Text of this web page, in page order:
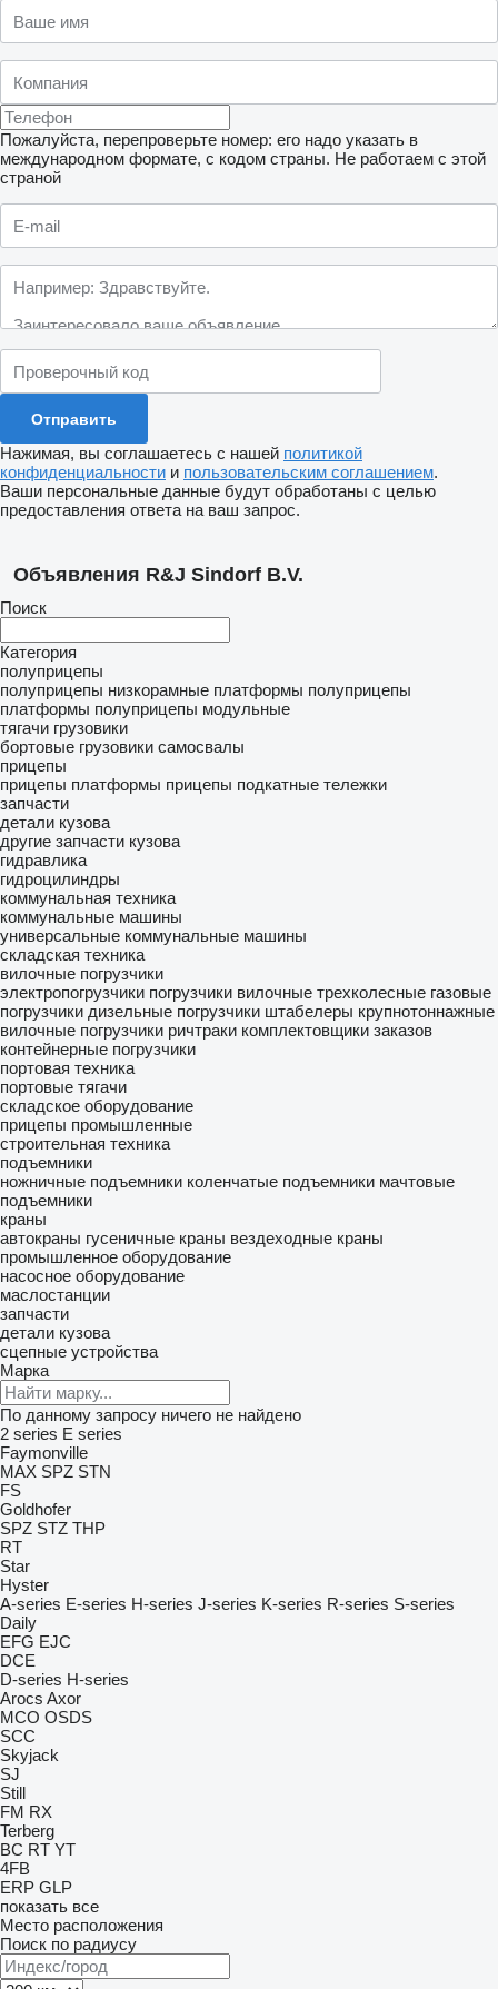
Пожалуйста, перепроверьте номер: его надо указать в
международном формате, с кодом страны. Не работаем с этой
страной
Нажимая, вы соглашаетесь с нашей политикой
конфиденциальности и пользовательским соглашением.
Ваши персональные данные будут обработаны с целью
предоставления ответа на ваш запрос.
Объявления R&J Sindorf B.V.
Поиск
Категория
полуприцепы
полуприцепы низкорамные платформы полуприцепы
платформы полуприцепы модульные
тягачи грузовики
бортовые грузовики самосвалы
прицепы
прицепы платформы прицепы подкатные тележки
запчасти
детали кузова
другие запчасти кузова
гидравлика
гидроцилиндры
коммунальная техника
коммунальные машины
универсальные коммунальные машины
складская техника
вилочные погрузчики
электропогрузчики погрузчики вилочные трехколесные газовые
погрузчики дизельные погрузчики штабелеры крупнотоннажные
вилочные погрузчики ричтраки комплектовщики заказов
контейнерные погрузчики
портовая техника
портовые тягачи
складское оборудование
прицепы промышленные
строительная техника
подъемники
ножничные подъемники коленчатые подъемники мачтовые
подъемники
краны
автокраны гусеничные краны вездеходные краны
промышленное оборудование
насосное оборудование
маслостанции
запчасти
детали кузова
сцепные устройства
Марка
По данному запросу ничего не найдено
2 series E series
Faymonville
MAX SPZ STN
FS
Goldhofer
SPZ STZ THP
RT
Star
Hyster
A-series E-series H-series J-series K-series R-series S-series
Daily
EFG EJC
DCE
D-series H-series
Arocs Axor
MCO OSDS
SCC
Skyjack
SJ
Still
FM RX
Terberg
BC RT YT
4FB
ERP GLP
показать все
Место расположения
Поиск по радиусу